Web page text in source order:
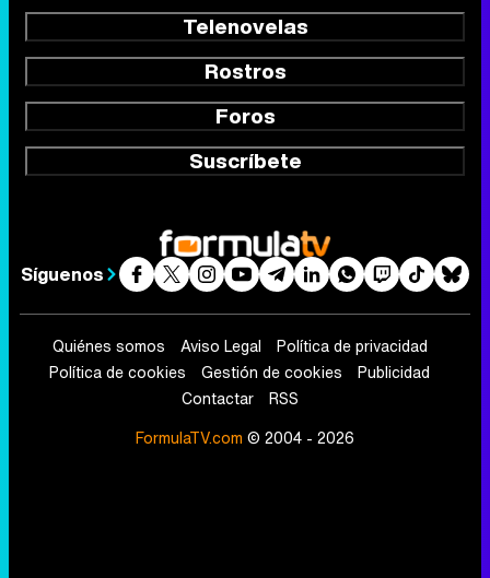
Telenovelas
Rostros
Foros
Suscríbete
Síguenos
Quiénes somos Aviso Legal
Política de privacidad
Política de cookies
Gestión de cookies
Publicidad
Contactar
RSS
FormulaTV.com © 2004 - 2026